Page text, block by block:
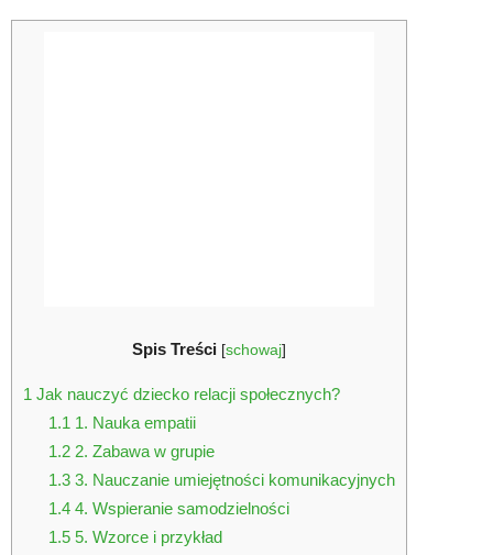
Spis Treści [schowaj]
1 Jak nauczyć dziecko relacji społecznych?
1.1 1. Nauka empatii
1.22. Zabawa w grupie
1.33. Nauczanie umiejętności komunikacyjnych
1.44. Wspieranie samodzielności
1.55. Wzorce i przykład